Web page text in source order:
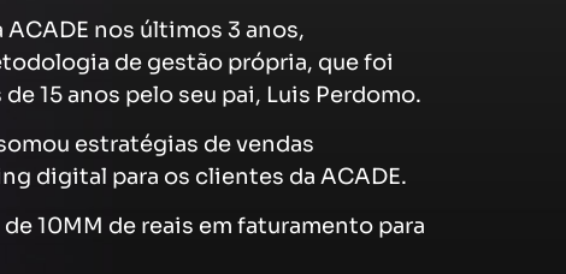
nos últimos 3 anos,
de gestão própria, que foi
15 anos pelo seu pai, Luis Perdomo.
estratégias de vendas
digital para os clientes da ACADE.
de 10MM de reais em faturamento para